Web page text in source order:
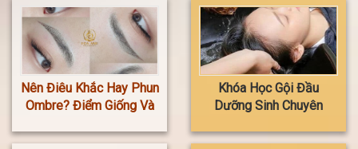
Nên Điêu Khắc Hay Phun
Ombre? Điểm Giống Và
Khóa Học Gội Đầu
Dưỡng Sinh Chuyên